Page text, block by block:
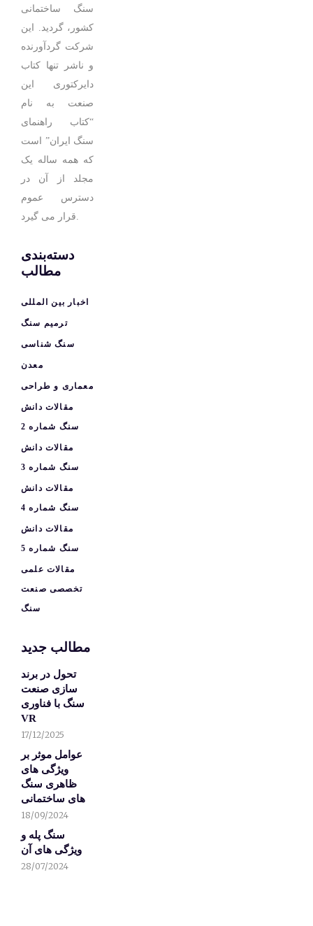
سنگ ساختمانی
کشور، گردید. این
شرکت گردآورنده
و ناشر تنها کتاب
دایرکتوری این
صنعت به نام
“کتاب راهنمای
سنگ ایران” است
که همه ساله یک
مجلد از آن در
دسترس عموم
قرار می گیرد.
دسته‌بندی
مطالب
اخبار بین المللی
ترمیم سنگ
سنگ شناسی
معدن
معماری و طراحی
مقالات دانش
سنگ شماره 2
مقالات دانش
سنگ شماره 3
مقالات دانش
سنگ شماره 4
مقالات دانش
سنگ شماره 5
مقالات علمی
تخصصی صنعت
سنگ
مطالب جدید
تحول در برند
سازی صنعت
سنگ با فناوری
VR
17/12/2025
عوامل موثر بر
ویژگی های
ظاهری سنگ
های ساختمانی
18/09/2024
سنگ پله و
ویژگی های آن
28/07/2024